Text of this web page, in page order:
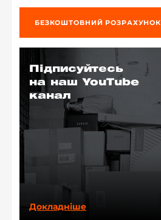
БЕЗКОШТОВНИЙ РОЗРАХУНОК
Підписуйтесь
на наш YouTube
канал
Докладніше